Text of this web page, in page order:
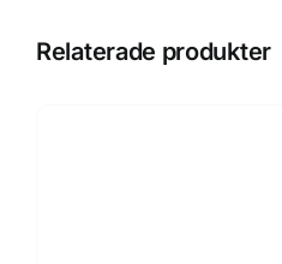
Relaterade produkter